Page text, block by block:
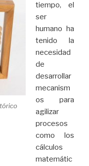
tiempo, el
ser
humano ha
tenido la
necesidad
de
desarrollar
mecanism
os para
agilizar
procesos
como los
cálculos
matemátic